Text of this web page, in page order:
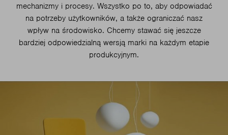
mechanizmy i procesy. Wszystko po to, aby odpowiadać
na potrzeby użytkowników, a także ograniczać nasz
wpływ na środowisko. Chcemy stawać się jeszcze
bardziej odpowiedzialną wersją marki na każdym etapie
produkcyjnym.